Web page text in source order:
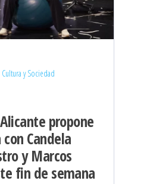
Cultura y Sociedad
propone
Candela
y Marcos
fin de semana